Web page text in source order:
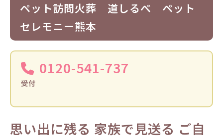
ペット訪問火葬 道しるべ ペット
セレモニー熊本
0120-541-737
受付
思い出に残る 家族で見送る ご自